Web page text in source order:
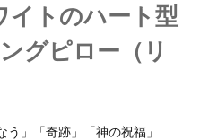
グピロー（リ
」「奇跡」「神の祝福」